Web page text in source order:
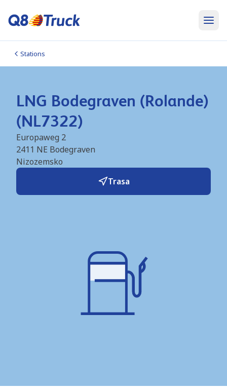
Stations
LNG Bodegraven (Rolande)
(NL7322)
Europaweg 2
2411 NE Bodegraven
Nizozemsko
Trasa